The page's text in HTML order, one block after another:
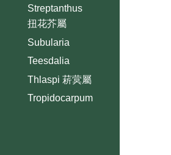
Streptanthus
扭花芥屬
Subularia
Teesdalia
Thlaspi 菥蓂屬
Tropidocarpum